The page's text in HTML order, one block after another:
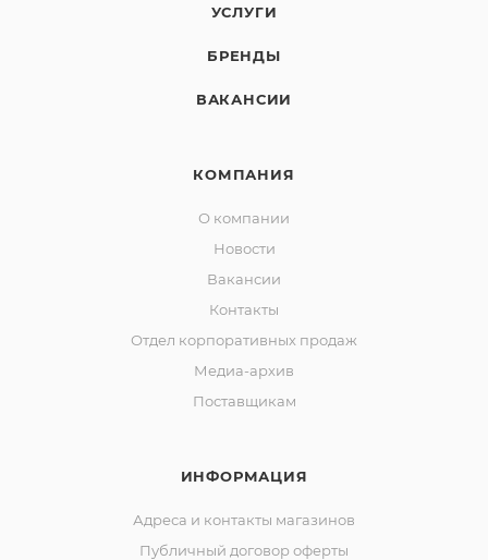
УСЛУГИ
БРЕНДЫ
ВАКАНСИИ
КОМПАНИЯ
О компании
Новости
Вакансии
Контакты
Отдел корпоративных продаж
Медиа-архив
Поставщикам
ИНФОРМАЦИЯ
Адреса и контакты магазинов
Публичный договор оферты